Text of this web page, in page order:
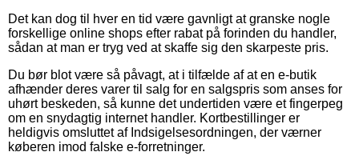
Det kan dog til hver en tid være gavnligt at granske nogle
forskellige online shops efter rabat på forinden du handler,
sådan at man er tryg ved at skaffe sig den skarpeste pris.
Du bør blot være så påvagt, at i tilfælde af at en e-butik
afhænder deres varer til salg for en salgspris som anses for
uhørt beskeden, så kunne det undertiden være et fingerpeg
om en snydagtig internet handler. Kortbestillinger er
heldigvis omsluttet af Indsigelsesordningen, der værner
køberen imod falske e-forretninger.